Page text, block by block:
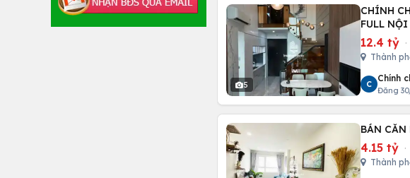
5
CHÍNH
FULL
12.4 tỷ ·
Thành
C
Chính
Đăng
BÁN CĂN
4.15 tỷ ·
Thành